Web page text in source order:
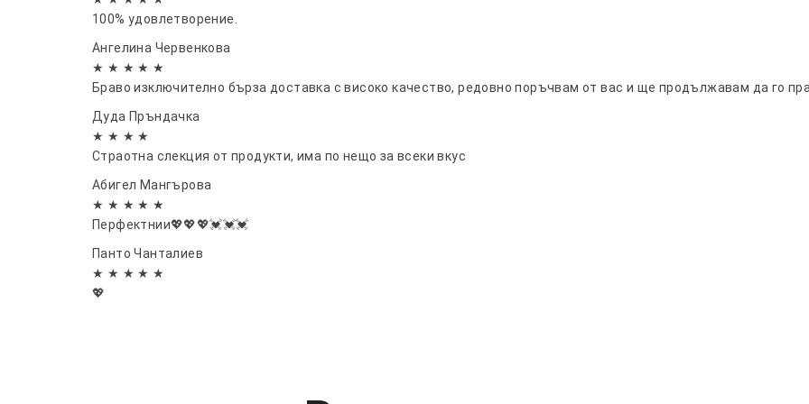
100% удовлетворение.
Ангелина Червенкова
★ ★ ★ ★ ★
Браво изключително бърза доставка с високо качество, редовно поръчвам от вас и ще продължавам да го
Дуда Пръндачка
★ ★ ★ ★
Страотна слекция от продукти, има по нещо за всеки вкус
Абигел Мангърова
★ ★ ★ ★ ★
Перфектнии💖💖💖💓💓💓
Панто Чанталиев
★ ★ ★ ★ ★
💖